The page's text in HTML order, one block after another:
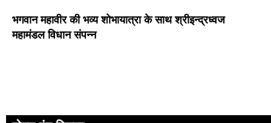
भगवान महावीर की भव्य शोभायात्रा के साथ श्रीइन्द्रध्वज
महामंडल विधान संपन्न